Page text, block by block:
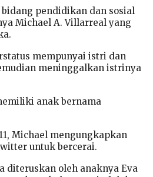
pendidikan dan sosial
Michael A. Villarreal yang
mempunyai istri dan
meninggalkan istrinya
anak bernama
Michael mengungkapkan
untuk bercerai.
diteruskan oleh anaknya Eva